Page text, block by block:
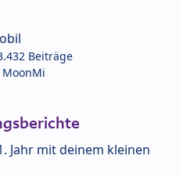
Beiträge
MoonMi
Jahr mit deinem kleinen